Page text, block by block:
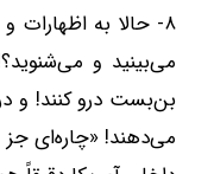
۸- حالا به
می‌بینید و
بن‌بست درو کنند! و
می‌دهند! «‌چاره‌ای جز